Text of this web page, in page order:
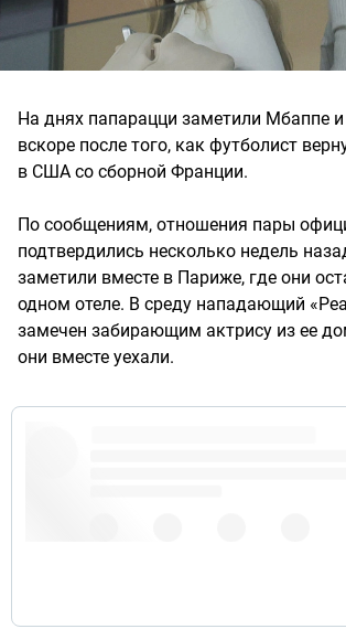
На днях папарацци заметили Мбаппе
вскоре после того, как футболист
в США со сборной Франции.
По сообщениям, отношения пары
подтвердились несколько недель
заметили вместе в Париже, где они
одном отеле. В среду нападающий
замечен забирающим актрису из ее
они вместе уехали.